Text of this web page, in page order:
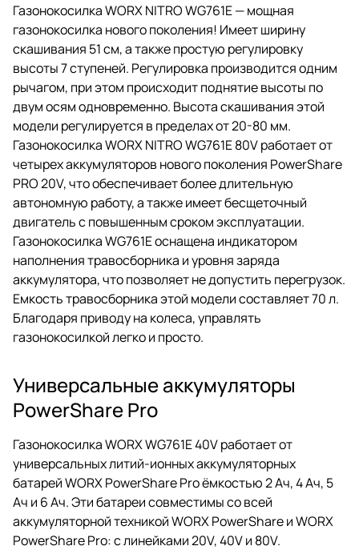
Газонокосилка WORX NITRO WG761E — мощная
газонокосилка нового поколения! Имеет ширину
скашивания 51 см, а также простую регулировку
высоты 7 ступеней. Регулировка производится одним
рычагом, при этом происходит поднятие высоты по
двум осям одновременно. Высота скашивания этой
модели регулируется в пределах от 20-80 мм.
Газонокосилка WORX NITRO WG761E 80V работает от
четырех аккумуляторов нового поколения PowerShare
PRO 20V, что обеспечивает более длительную
автономную работу, а также имеет бесщеточный
двигатель с повышенным сроком эксплуатации.
Газонокосилка WG761E оснащена индикатором
наполнения травосборника и уровня заряда
аккумулятора, что позволяет не допустить перегрузок.
Емкость травосборника этой модели составляет 70 л.
Благодаря приводу на колеса, управлять
газонокосилкой легко и просто.
Универсальные аккумуляторы
PowerShare Pro
Газонокосилка WORX WG761E 40V работает от
универсальных литий-ионных аккумуляторных
батарей WORX PowerShare Pro ёмкостью 2 Ач, 4 Ач, 5
Ач и 6 Ач. Эти батареи совместимы со всей
аккумуляторной техникой WORX PowerShare и WORX
PowerShare Pro: с линейками 20V, 40V и 80V.